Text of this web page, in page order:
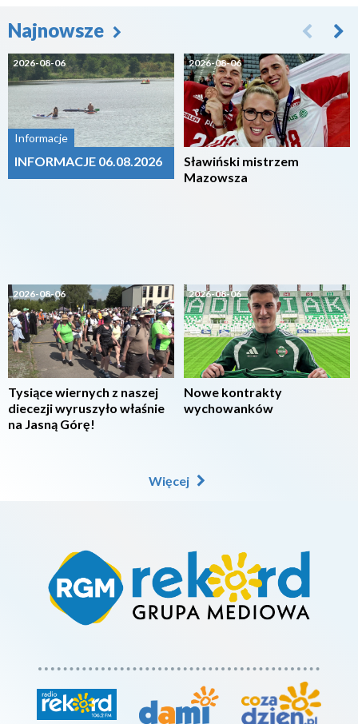
Najnowsze
2026-08-06
Informacje
INFORMACJE 06.08.2026
2026-08-06
Tysiące wiernych z naszej
diecezji wyruszyło właśnie
na Jasną Górę!
2026-08-06
Sławiński mistrzem
Mazowsza
2026-08-06
Nowe kontrakty
wychowanków
Więcej